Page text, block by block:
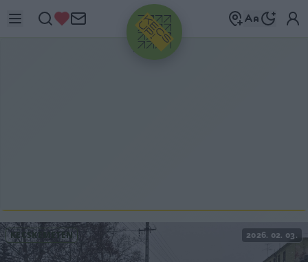
HIRDETÉS
KECSKEMÉTEN 2026. 02. 03.